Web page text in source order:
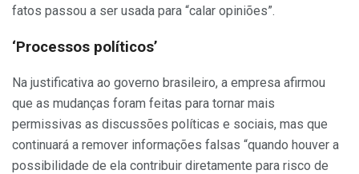
fatos passou a ser usada para “calar opiniões”.
‘Processos políticos’
Na justificativa ao governo brasileiro, a empresa afirmou
que as mudanças foram feitas para tornar mais
permissivas as discussões políticas e sociais, mas que
continuará a remover informações falsas “quando houver a
possibilidade de ela contribuir diretamente para risco de